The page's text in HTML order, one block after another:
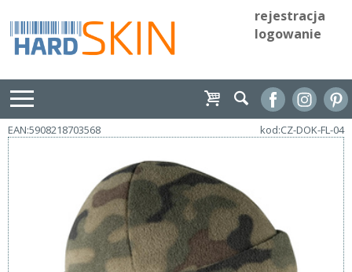
rejestracja
logowanie
EAN:5908218703568 kod:CZ-DOK-FL-04